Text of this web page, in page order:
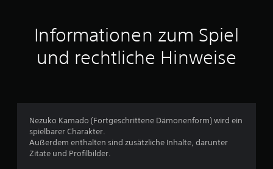
u
s
B
Informationen zum Spiel
und rechtliche Hinweise
Nezuko Kamado (Fortgeschrittene Dämonenform) wird ein
spielbarer Charakter.
Außerdem enthalten sind zusätzliche Inhalte, darunter
Zitate und Profilbilder.